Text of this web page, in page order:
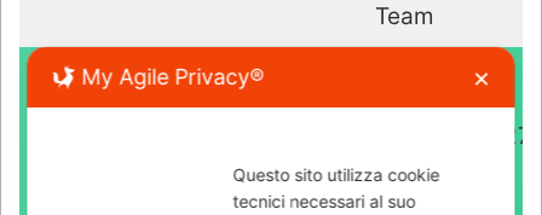
Team
KTM
Racing
27
My Agile Privacy® ✕
Questo sito utilizza cookie
tecnici necessari al suo